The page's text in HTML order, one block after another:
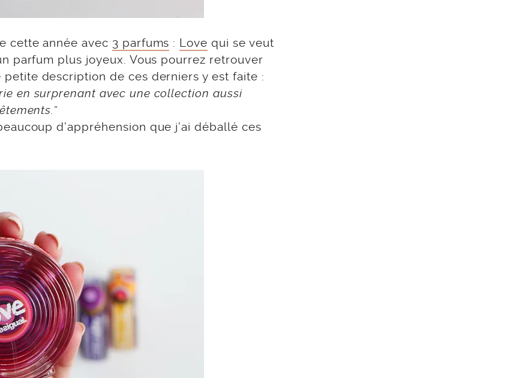
cette année avec 3 parfums : Love qui se veut
parfum plus joyeux. Vous pourrez retrouver
petite description de ces derniers y est faite :
en surprenant avec une collection aussi
”
d’appréhension que j’ai déballé ces